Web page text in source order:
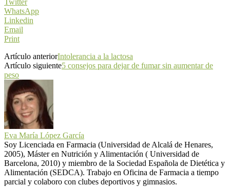
Twitter
WhatsApp
Linkedin
Email
Print
Artículo anteriorIntolerancia a la lactosa
Artículo siguiente5 consejos para dejar de fumar sin aumentar de
peso
Eva María López García
Soy Licenciada en Farmacia (Universidad de Alcalá de Henares,
2005), Máster en Nutrición y Alimentación ( Universidad de
Barcelona, 2010) y miembro de la Sociedad Española de Dietética y
Alimentación (SEDCA). Trabajo en Oficina de Farmacia a tiempo
parcial y colaboro con clubes deportivos y gimnasios.